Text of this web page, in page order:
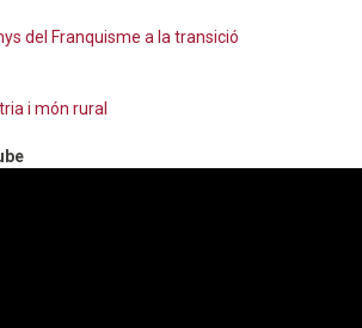
del Franquisme a la transició
i món rural